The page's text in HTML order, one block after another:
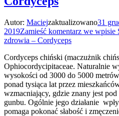
Autor: Maciejzaktualizowano31
2019Zamieść komentarz we wpisie
zdrowia – Cordyceps
Cordyceps chiński (maczużnik
Ophiocordycipitaceae. Naturalnie
wysokości od 3000 do 5000
ponad tysiąca lat przez
wzmacniający, gdzie znany jest
gunbu. Ogólnie jego działanie
pomaga pokonać słabość i